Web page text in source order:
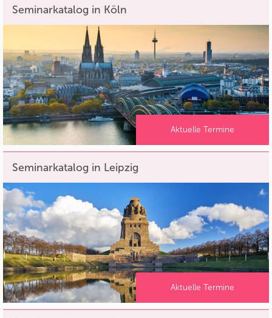
Seminarkatalog in Köln
Aktuelle Termine
Seminarkatalog in Leipzig
Aktuelle Termine